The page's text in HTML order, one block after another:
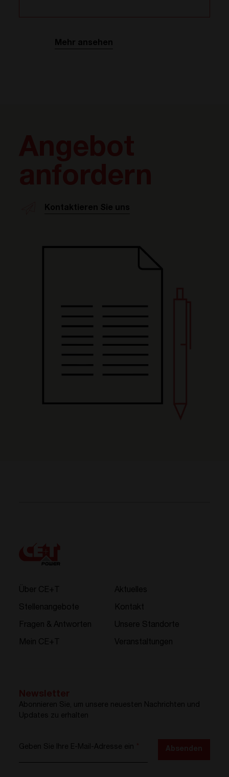
Mehr ansehen
Kontaktieren Sie uns
Über CE+T
Stellenangebote
Fragen & Antworten
Mein CE+T
Aktuelles
Kontakt
Unsere Standorte
Veranstaltungen
Abonnieren Sie, um unsere neuesten Nachrichten und
Updates zu erhalten
Geben Sie Ihre E-Mail-Adresse ein